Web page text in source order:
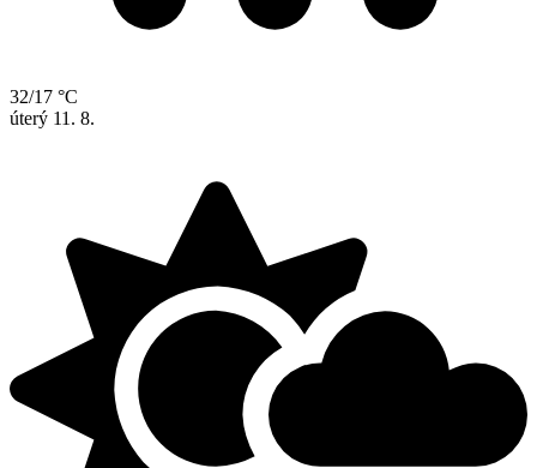
32/17 °C
úterý 11. 8.